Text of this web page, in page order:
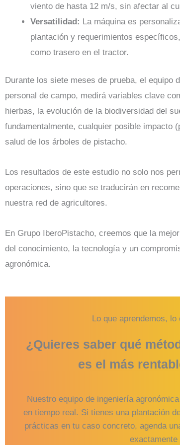
viento de hasta 12 m/s, sin afectar al
Versatilidad: La máquina es
plantación y requerimientos
como trasero en el tractor.
Durante los siete meses de prueba, el equipo
personal de campo, medirá variables clave
hierbas, la evolución de la biodiversidad del
fundamentalmente, cualquier posible impacto
salud de los árboles de pistacho.
Los resultados de este estudio no solo nos
operaciones, sino que se traducirán en
nuestra red de agricultores.
En Grupo IberoPistacho, creemos que la
del conocimiento, la tecnología y un
agronómica.
Lo que aprendemos,
¿Quieres saber qué
es el más
Nuestro equipo de ingeniería
en tiempo real. Si tienes una plantación
prácticas en tu caso concreto, agenda
exactamente